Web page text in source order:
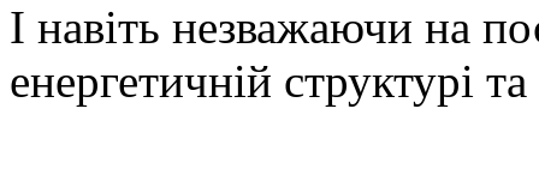
І навіть незважаючи на
енергетичній структурі